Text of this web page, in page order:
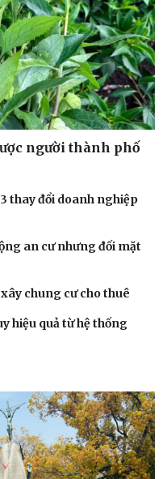
người thành phố
thay đổi doanh nghiệp
an cư nhưng đối mặt
chung cư cho thuê
hiệu quả từ hệ thống